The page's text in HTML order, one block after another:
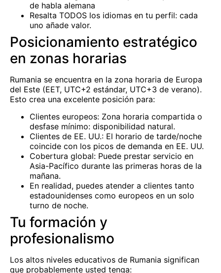
de habla alemana
Resalta TODOS los idiomas en tu perfil: cada
uno añade valor.
Posicionamiento estratégico
en zonas horarias
Rumania se encuentra en la zona horaria de Europa
del Este (EET, UTC+2 estándar, UTC+3 de verano).
Esto crea una excelente posición para:
Clientes europeos: Zona horaria compartida o
desfase mínimo: disponibilidad natural.
Clientes de EE. UU.: El horario de tarde/noche
coincide con los picos de demanda en EE. UU.
Cobertura global: Puede prestar servicio en
Asia-Pacífico durante las primeras horas de la
mañana.
En realidad, puedes atender a clientes tanto
estadounidenses como europeos en un solo
turno de noche.
Tu formación y
profesionalismo
Los altos niveles educativos de Rumania significan
que probablemente usted tenga: